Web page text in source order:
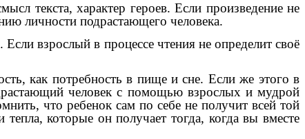
текста, характер героев. Если произведение не
личности подрастающего человека.
взрослый в процессе чтения не определит своё
как потребность в пище и сне. Если же этого в
человек с помощью взрослых и мудрой
что ребенок сам по себе не получит всей той
которые он получает тогда, когда вы вместе